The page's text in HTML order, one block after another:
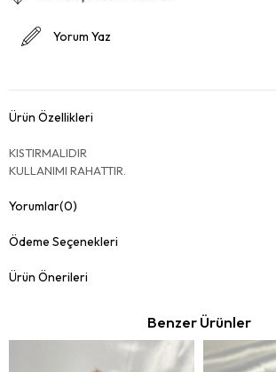
Yorum Yaz
Ürün Özellikleri
KISTIRMALIDIR
KULLANIMI RAHATTIR.
Yorumlar(0)
Ödeme Seçenekleri
Ürün Önerileri
Benzer Ürünler